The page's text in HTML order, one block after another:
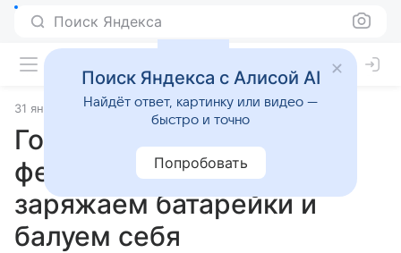
Поиск Яндекса
31 января 2025 Статьи
Гороскоп здоровья на 1
февраля 2025 года:
заряжаем батарейки и
балуем себя
Поиск Яндекса с Алисой AI
Найдёт ответ, картинку или видео —
быстро и точно
Попробовать